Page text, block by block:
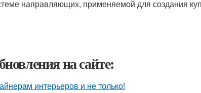
направляющих, применяемой для создания
на сайте:
интерьеров и не только!